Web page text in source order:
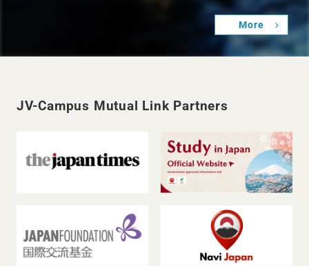
More
JV-Campus Mutual Link Partners